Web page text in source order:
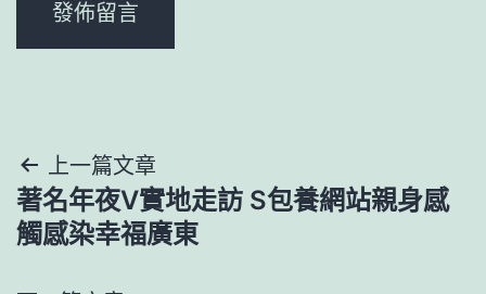
文
章
上一篇文章
著名年夜V實地走訪 S包養網站親身感
觸感染幸福廣東